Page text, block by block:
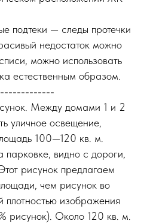
подтеки — следы протечки
недостаток можно
можно использовать
естественным образом.
Между домами 1 и 2
уличное освещение,
100—120 кв. м.
видно с дороги,
рисунок предлагаем
чем рисунок во
плотностью изображения
рисунок). Около 120 кв. м.